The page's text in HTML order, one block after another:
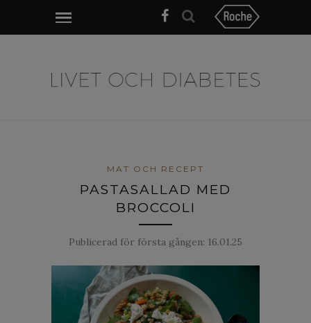
MAT OCH RECEPT
PASTASALLAD MED
BROCCOLI
Publicerad för första gången: 16.01.25